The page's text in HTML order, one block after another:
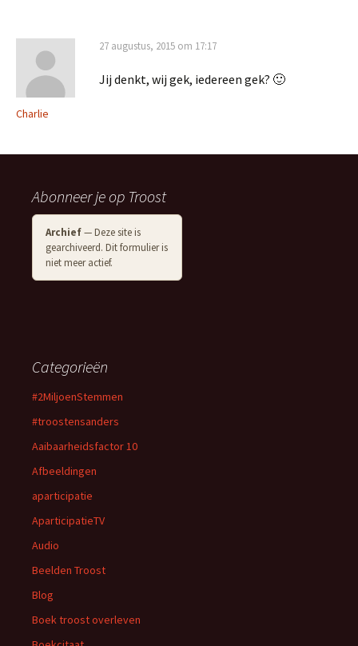
Charlie
27 augustus, 2015 om 17:17
Jij denkt, wij gek, iedereen gek? 🙂
Abonneer je op Troost
Archief— Deze site is
gearchiveerd. Dit formulier is
niet meer actief.
Categorieën
#2MiljoenStemmen
#troostensanders
Aaibaarheidsfactor 10
Afbeeldingen
aparticipatie
AparticipatieTV
Audio
Beelden Troost
Blog
Boek troost overleven